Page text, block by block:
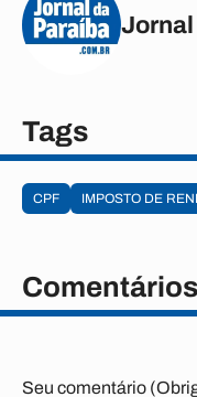
Jornal
Tags
CPF IMPOSTO DE
Comentários
Seu comentário